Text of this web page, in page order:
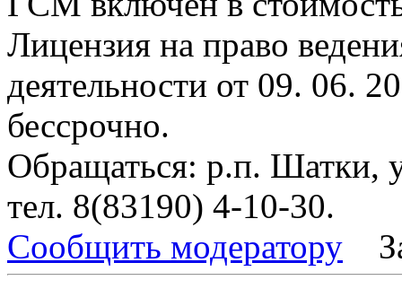
Лицензия на право
деятельности от 09. 06.
бессрочно.
Обращаться: р.п. Шатки,
тел. 8(83190) 4-10-30.
Сообщить модератору